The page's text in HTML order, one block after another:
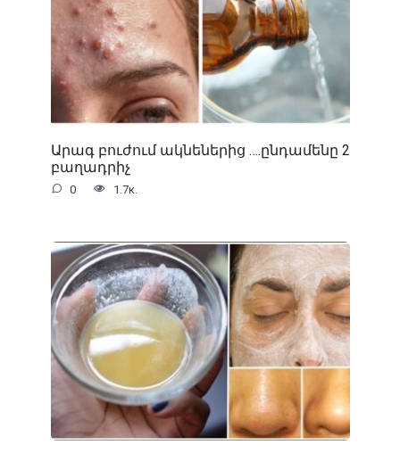
Արագ բուժում ակնեներից ….ընդամենը 2
բաղադրիչ
0 1.7к.